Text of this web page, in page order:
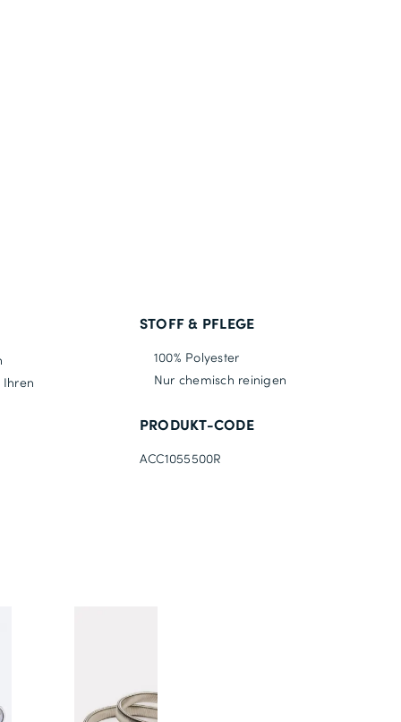
STOFF & PFLEGE
100% Polyester
Nur chemisch reinigen
PRODUKT-CODE
ACC1055500R